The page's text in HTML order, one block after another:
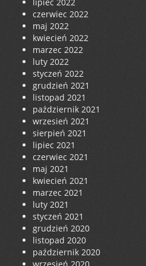
czerwiec 2022
maj 2022
kwiecień 2022
marzec 2022
luty 2022
styczeń 2022
grudzień 2021
listopad 2021
październik 2021
wrzesień 2021
sierpień 2021
lipiec 2021
czerwiec 2021
maj 2021
kwiecień 2021
marzec 2021
luty 2021
styczeń 2021
grudzień 2020
listopad 2020
październik 2020